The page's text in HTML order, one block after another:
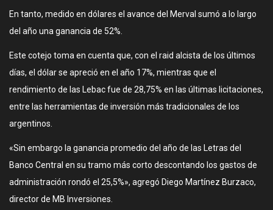
En tanto, medido en dólares el avance del Merval sumó a lo largo
del año una ganancia de 52%.
Este cotejo toma en cuenta que, con el raid alcista de los últimos
días, el dólar se apreció en el año 17%, mientras que el
rendimiento de las Lebac fue de 28,75% en las últimas licitaciones,
entre las herramientas de inversión más tradicionales de los
argentinos.
«Sin embargo la ganancia promedio del año de las Letras del
Banco Central en su tramo más corto descontando los gastos de
administración rondó el 25,5%», agregó Diego Martínez Burzaco,
director de MB Inversiones.